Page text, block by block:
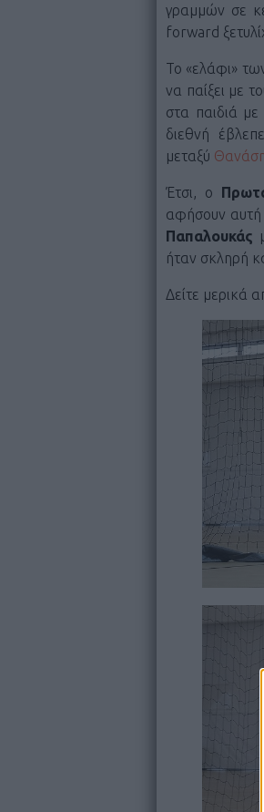
γραμμών σε
forward
Το «ελάφι»
να παίξει με
στα παιδιά
διεθνή
μεταξύ
Έτσι, ο
αφήσουν αυτή
Παπαλουκάς
ήταν σκληρή
Δείτε μερικά